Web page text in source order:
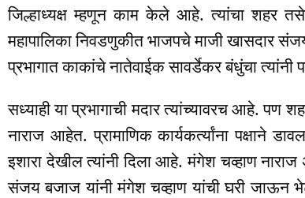
जिल्हाध्यक्ष म्हणून काम केले आहे. त्यांचा शहर
महापालिका निवडणुकीत भाजपचे माजी खासदार
प्रभागात काकांचे नातेवाईक सावर्डेकर बंधुंचा
सध्याही या प्रभागाची मदार त्यांच्यावरच आहे. पण
नाराज आहेत. प्रामाणिक कार्यकर्त्यांना पक्षाने
इशारा देखील त्यांनी दिला आहे. मंगेश चव्हाण नाराज
संजय बजाज यांनी मंगेश चव्हाण यांची घरी जाऊन